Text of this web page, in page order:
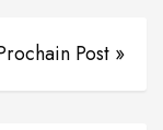
Post »